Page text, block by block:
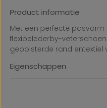
Product informatie
Met een perfecte pasvorm
flexibelederby-
gepolsterde rand entextiel
Eigenschappen